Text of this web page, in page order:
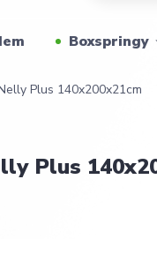
Boxspringy
Plus 140x200x21cm
Plus